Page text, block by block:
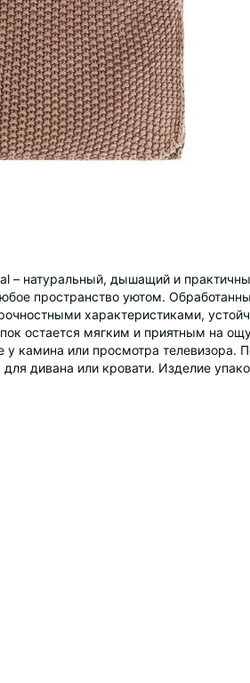
– натуральный, дышащий и
пространство уютом.
характеристиками,
остается мягким и приятным на
у камина или просмотра телевизора.
дивана или кровати. Изделие